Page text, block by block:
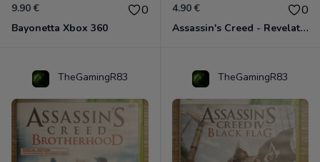
9.90 € 0
Bayonetta Xbox 360
4.90 € 0
Assassin's Creed - Revelations - Classics Edition Xbox 360
TheGamingR83 TheGamingR83